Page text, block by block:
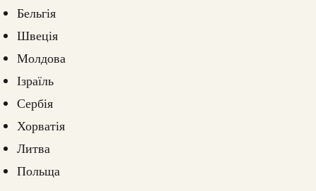
Бельгія
Швеція
Молдова
Ізраїль
Сербія
Хорватія
Литва
Польща